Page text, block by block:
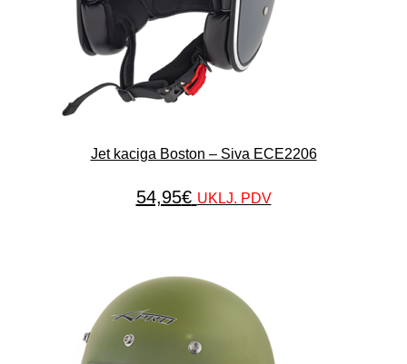
Jet kaciga Boston – Siva ECE2206
54,95€ UKLJ. PDV